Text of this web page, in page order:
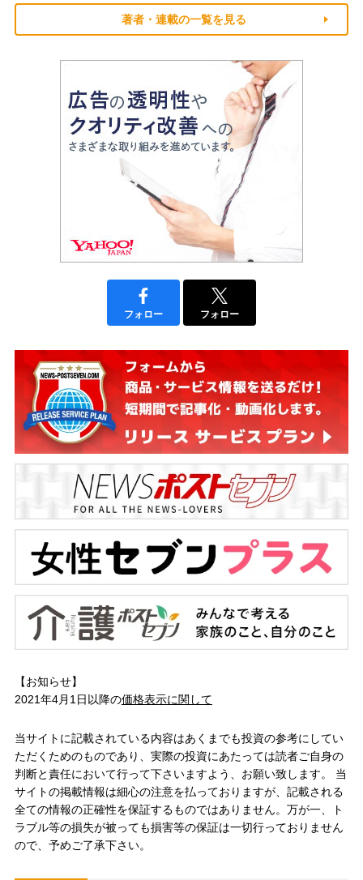
著者・連載の一覧を見る
フォロー フォロー
【お知らせ】
2021年4月1日以降の価格表示に関して
当サイトに記載されている内容はあくまでも投資の参考にしてい
ただくためのものであり、実際の投資にあたっては読者ご自身の
判断と責任において行って下さいますよう、お願い致します。 当
サイトの掲載情報は細心の注意を払っておりますが、記載される
全ての情報の正確性を保証するものではありません。万が一、ト
ラブル等の損失が被っても損害等の保証は一切行っておりません
ので、予めご了承下さい。